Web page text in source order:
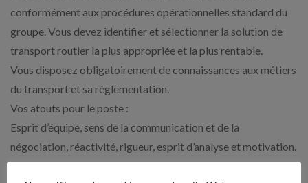
conformément aux procédures opérationnelles standard du
groupe. Vous devez identifier et sélectionner la solution de
transport routier la plus appropriée et la plus rentable.
Vous disposez obligatoirement de connaissances aux métiers
du transport et sa réglementation.
Vos atouts pour le poste :
Esprit d’équipe, sens de la communication et de la
négociation, réactivité, rigueur, esprit d’analyse et motivation.